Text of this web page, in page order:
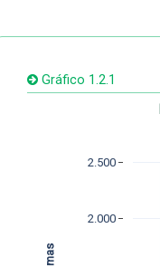
Gráfico 1.2.1
2.000
2.500